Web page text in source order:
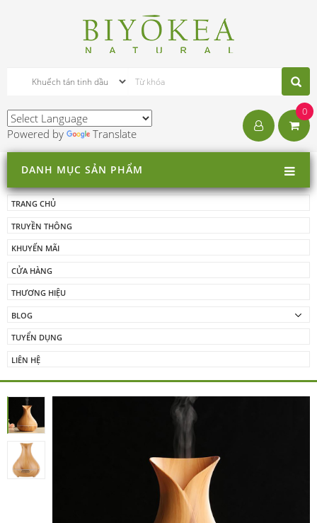
Powered by Translate
0
DANH MỤC SẢN PHẨM
TRANG CHỦ
TRUYỀN THÔNG
KHUYẾN MÃI
CỬA HÀNG
THƯƠNG HIỆU
BLOG
TUYỂN DỤNG
LIÊN HỆ